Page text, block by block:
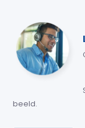
beeld.